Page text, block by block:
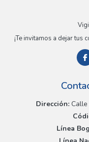
¡Te invitamos a dejar tus
Dirección:Calle
Línea